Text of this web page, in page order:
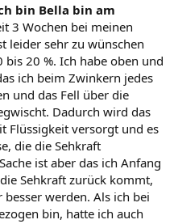
bin Bella bin am
3 Wochen bei meinen
leider sehr zu wünschen
20 %. Ich habe oben und
ich beim Zwinkern jedes
und das Fell über die
Dadurch wird das
Flüssigkeit versorgt und es
die die Sehkraft
ist aber das ich Anfang
Sehkraft zurück kommt,
besser werden. Als ich bei
bin, hatte ich auch